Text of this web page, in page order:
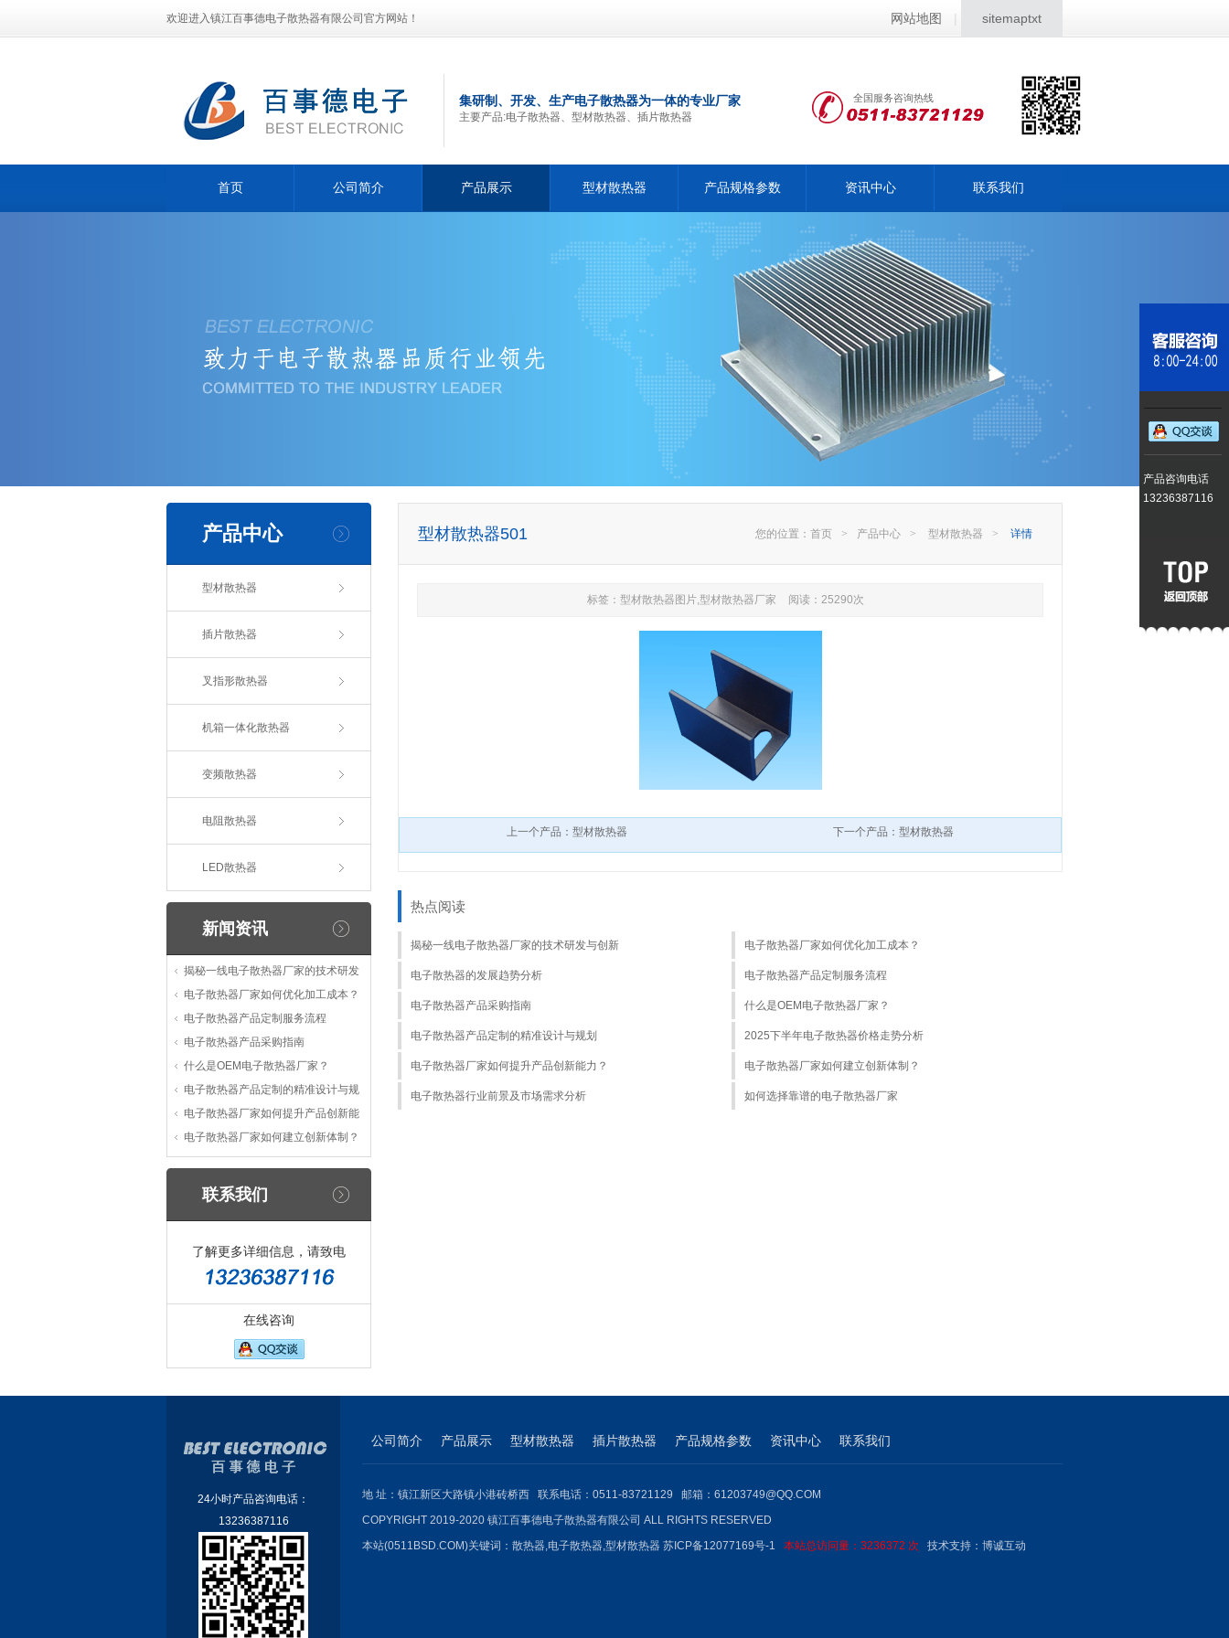
欢迎进入镇江百事德电子散热器有限公司官方网站！ 网站地图 | sitemaptxt
集研制、开发、生产电子散热器为一体的专业厂家
主要产品:电子散热器、型材散热器、插片散热器
全国服务咨询热线
首页 公司简介 产品展示 型材散热器 产品规格参数 资讯中心 联系我们
产品中心
型材散热器
插片散热器
叉指形散热器
机箱一体化散热器
变频散热器
电阻散热器
LED散热器
新闻资讯
揭秘一线电子散热器厂家的技术研发
电子散热器厂家如何优化加工成本？
电子散热器产品定制服务流程
电子散热器产品采购指南
什么是OEM电子散热器厂家？
电子散热器产品定制的精准设计与规
电子散热器厂家如何提升产品创新能
电子散热器厂家如何建立创新体制？
联系我们
了解更多详细信息，请致电
在线咨询
型材散热器501 您的位置： 首页 > 产品中心 > 型材散热器 > 详情
标签：型材散热器图片,型材散热器厂家 阅读：25290次
上一个产品：型材散热器 下一个产品：型材散热器
热点阅读
揭秘一线电子散热器厂家的技术研发与创新 电子散热器厂家如何优化加工成本？
电子散热器的发展趋势分析 电子散热器产品定制服务流程
电子散热器产品采购指南 什么是OEM电子散热器厂家？
电子散热器产品定制的精准设计与规划 2025下半年电子散热器价格走势分析
电子散热器厂家如何提升产品创新能力？ 电子散热器厂家如何建立创新体制？
电子散热器行业前景及市场需求分析 如何选择靠谱的电子散热器厂家
24小时产品咨询电话：
13236387116
公司简介 产品展示 型材散热器 插片散热器 产品规格参数 资讯中心 联系我们
地 址：镇江新区大路镇小港砖桥西 联系电话：0511-83721129 邮箱：61203749@QQ.COM
COPYRIGHT 2019-2020 镇江百事德电子散热器有限公司 ALL RIGHTS RESERVED
本站(0511BSD.COM)关键词： 散热器,电子散热器,型材散热器 苏ICP备12077169号-1 本站总访问量：3236372 次 技术支持： 博诚互动
产品咨询电话
13236387116